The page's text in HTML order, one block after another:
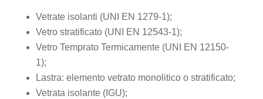
Vetrate isolanti (UNI EN 1279-1);
Vetro stratificato (UNI EN 12543-1);
Vetro Temprato Termicamente (UNI EN 12150-
1);
Lastra: elemento vetrato monolitico o stratificato;
Vetrata isolante (IGU);